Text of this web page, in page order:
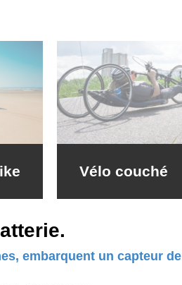
Vélo couché
embarquent un capteur de